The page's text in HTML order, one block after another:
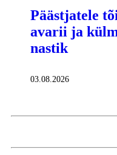
Päästjatele
avarii ja
nastik
03.08.2026